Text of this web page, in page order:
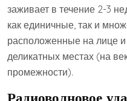
заживает в течение 2-3
как единичные, так и
расположенные на лице и
деликатных местах (на
промежности).